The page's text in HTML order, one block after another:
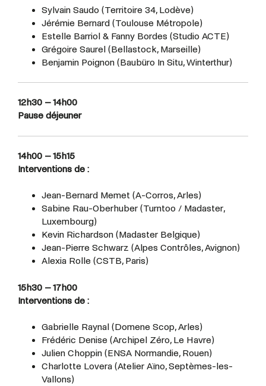
Sylvain Saudo (Territoire 34, Lodève)
Jérémie Bernard (Toulouse Métropole)
Estelle Barriol & Fanny Bordes (Studio ACTE)
Grégoire Saurel (Bellastock, Marseille)
Benjamin Poignon (Baubüro In Situ, Winterthur)
12h30 – 14h00
Pause déjeuner
14h00 – 15h15
Interventions de :
Jean-Bernard Memet (A-Corros, Arles)
Sabine Rau-Oberhuber (Turntoo / Madaster,
Luxembourg)
Kevin Richardson (Madaster Belgique)
Jean-Pierre Schwarz (Alpes Contrôles, Avignon)
Alexia Rolle (CSTB, Paris)
15h30 – 17h00
Interventions de :
Gabrielle Raynal (Domene Scop, Arles)
Frédéric Denise (Archipel Zéro, Le Havre)
Julien Choppin (ENSA Normandie, Rouen)
Charlotte Lovera (Atelier Aïno, Septèmes-les-
Vallons)